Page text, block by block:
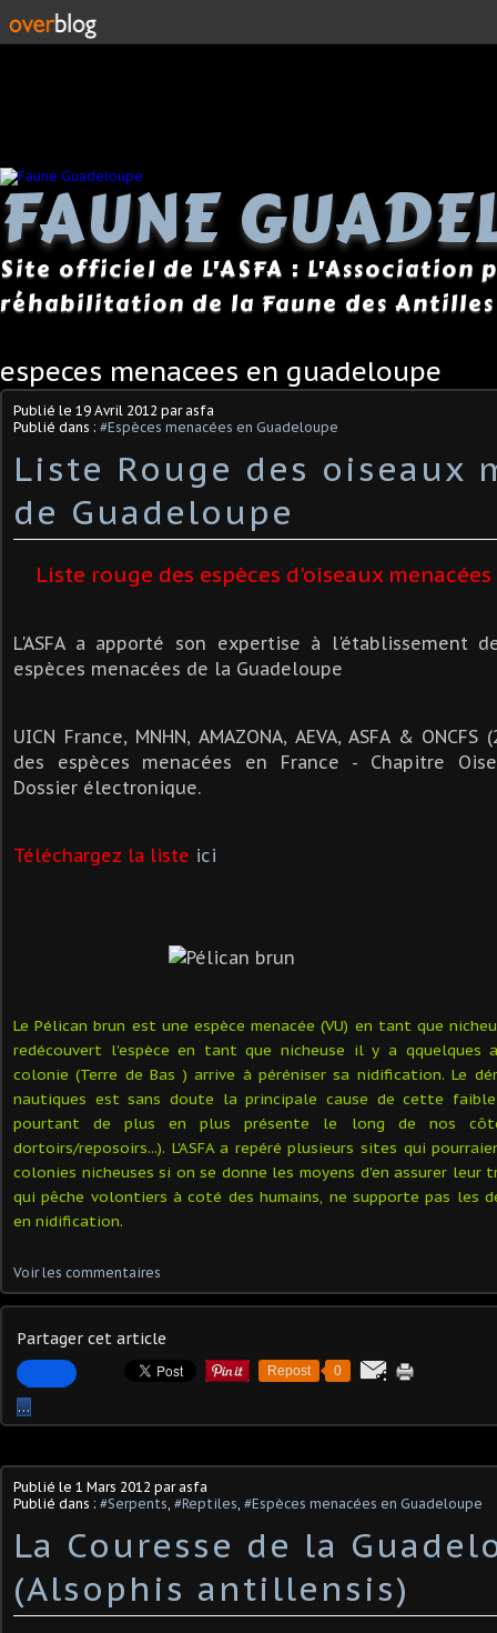
FAUNE
Site officiel de L'ASFA : L'Association
réhabilitation de la Faune des Antilles
especes menacees en guadeloupe
Publié le 19 Avril 2012 par asfa
Publié dans : #Espèces menacées en Guadeloupe
Liste Rouge des oiseaux
de Guadeloupe
Liste rouge des espèces d'oiseaux
L'ASFA a apporté son expertise à l'établissement
espèces menacées de la Guadeloupe
UICN France, MNHN, AMAZONA, AEVA, ASFA &
des espèces menacées en France - Chapitre
Dossier électronique.
Téléchargez la liste ici
Le Pélican brun est une espèce menacée (VU) en tant que
redécouvert l'espèce en tant que nicheuse il y a qquelques
colonie (Terre de Bas ) arrive à péréniser sa nidification. Le
nautiques est sans doute la principale cause de cette
pourtant de plus en plus présente le long de nos
dortoirs/reposoirs...). L'ASFA a repéré plusieurs sites qui
colonies nicheuses si on se donne les moyens d'en assurer leur
qui pêche volontiers à coté des humains, ne supporte pas les
en nidification.
Voir les commentaires
Partager cet article
Repost 0
…
Publié le 1 Mars 2012 par asfa
Publié dans : #Serpents #Reptiles #Espèces menacées en Guadeloupe
La Couresse de la
(Alsophis antillensis)